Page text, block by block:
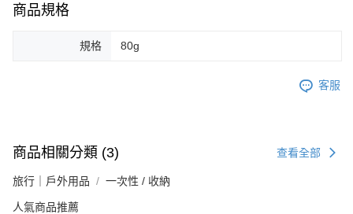
商品規格
規格 80g
客服
商品相關分類 (3) 查看全部
旅行｜戶外用品 一次性 / 收納
人氣商品推薦